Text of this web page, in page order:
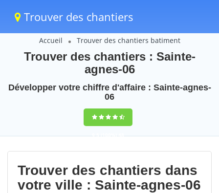
Trouver des chantiers
Accueil Trouver des chantiers batiment
Trouver des chantiers : Sainte-
agnes-06
Développer votre chiffre d'affaire : Sainte-agnes-
06
9,5(100%)48
votes
Trouver des chantiers dans
votre ville : Sainte-agnes-06